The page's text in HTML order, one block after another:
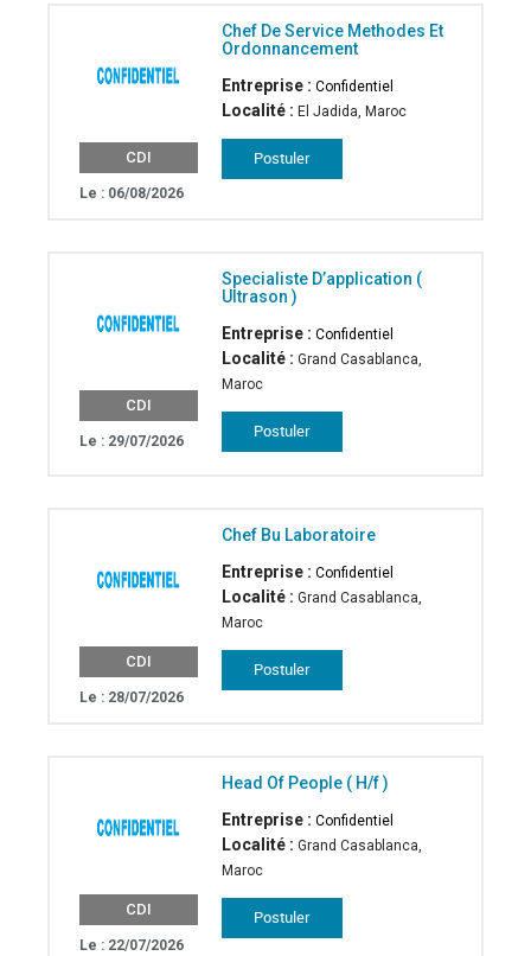
CDI
Le : 06/08/2026
Chef De Service Methodes Et
Ordonnancement
Entreprise : Confidentiel
Localité : El Jadida, Maroc
CDI
Le : 29/07/2026
Specialiste D’application (
Ultrason )
Entreprise : Confidentiel
Localité : Grand Casablanca,
Maroc
CDI
Le : 28/07/2026
Chef Bu Laboratoire
Entreprise : Confidentiel
Localité : Grand Casablanca,
Maroc
CDI
Le : 22/07/2026
Head Of People ( H/f )
Entreprise : Confidentiel
Localité : Grand Casablanca,
Maroc